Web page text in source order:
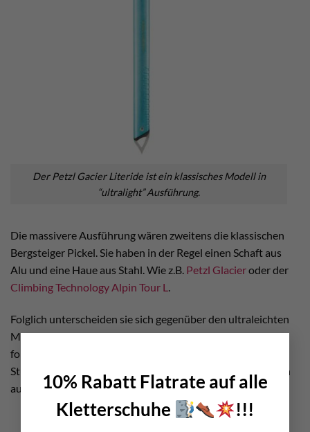
10% Rabatt Flatrate auf alle
Kletterschuhe
!!!
Der Petzl Gacier Literide ist ein klassisches Modell in
“ultralight” Ausführung.
Die massivere Ausführung wären zweitens die klassischen
Bergsteiger Pickel. Sie haben in der Regel einen Schaft aus
Alu und eine Haue aus Stahl. Wie z.B. Petzl Glacieroder der
Climbing Technology Alpin Tour L
Folglich unterscheiden sie sich gegenüber den ultraleichten
Modellen vor allem durch die Schwungmasse. Oder anders
formuliert. Die schwereren Pickel sind zum Schlagen von
Stufen etwas effektiver und lassen sich bei steilen Passagen
auch leichter in festes Eis einschlagen.